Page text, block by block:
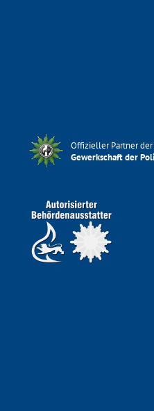
Offizieller Partner der
Gewerkschaft der